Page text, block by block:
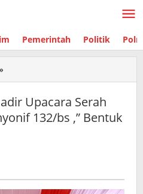
Pemerintah Politik
Kampar
Hadir
Upacara
Serah
,"
Upacara Serah
132/bs ,” Bentuk